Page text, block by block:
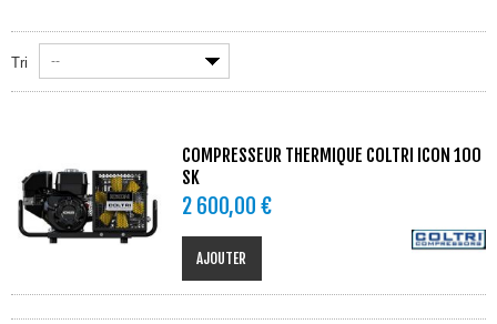
Tri --
COMPRESSEUR THERMIQUE COLTRI ICON 100
SK
2 600,00 €
AJOUTER